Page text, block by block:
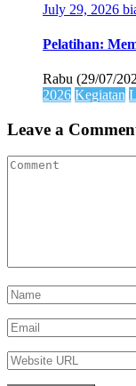
July 29, 2026
Pelatihan:
Rabu (29/07/
2026 Kegiatan
Leave a